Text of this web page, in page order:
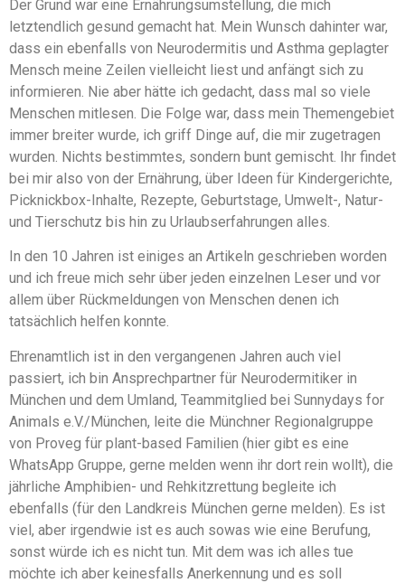
Der Grund war eine Ernährungsumstellung, die mich
letztendlich gesund gemacht hat. Mein Wunsch dahinter war,
dass ein ebenfalls von Neurodermitis und Asthma geplagter
Mensch meine Zeilen vielleicht liest und anfängt sich zu
informieren. Nie aber hätte ich gedacht, dass mal so viele
Menschen mitlesen. Die Folge war, dass mein Themengebiet
immer breiter wurde, ich griff Dinge auf, die mir zugetragen
wurden. Nichts bestimmtes, sondern bunt gemischt. Ihr findet
bei mir also von der Ernährung, über Ideen für Kindergerichte,
Picknickbox-Inhalte, Rezepte, Geburtstage, Umwelt-, Natur-
und Tierschutz bis hin zu Urlaubserfahrungen alles.
In den 10 Jahren ist einiges an Artikeln geschrieben worden
und ich freue mich sehr über jeden einzelnen Leser und vor
allem über Rückmeldungen von Menschen denen ich
tatsächlich helfen konnte.
Ehrenamtlich ist in den vergangenen Jahren auch viel
passiert, ich bin Ansprechpartner für Neurodermitiker in
München und dem Umland, Teammitglied bei Sunnydays for
Animals e.V./München, leite die Münchner Regionalgruppe
von Proveg für plant-based Familien (hier gibt es eine
WhatsApp Gruppe, gerne melden wenn ihr dort rein wollt), die
jährliche Amphibien- und Rehkitzrettung begleite ich
ebenfalls (für den Landkreis München gerne melden). Es ist
viel, aber irgendwie ist es auch sowas wie eine Berufung,
sonst würde ich es nicht tun. Mit dem was ich alles tue
möchte ich aber keinesfalls Anerkennung und es soll